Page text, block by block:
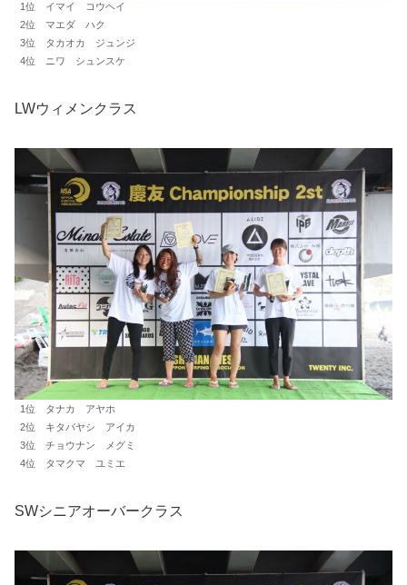
1位 イマイ コウヘイ
2位 マエダ ハク
3位 タカオカ ジュンジ
4位 ニワ シュンスケ
LWウィメンクラス
1位 タナカ アヤホ
2位 キタバヤシ アイカ
3位 チョウナン メグミ
4位 タマクマ ユミエ
SWシニアオーバークラス